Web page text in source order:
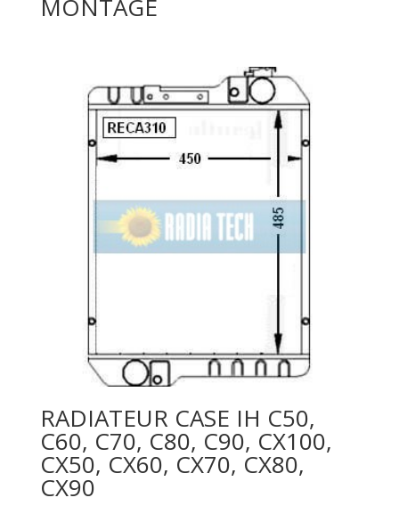
MONTAGE
RADIATEUR CASE IH C50,
C60, C70, C80, C90, CX100,
CX50, CX60, CX70, CX80,
CX90